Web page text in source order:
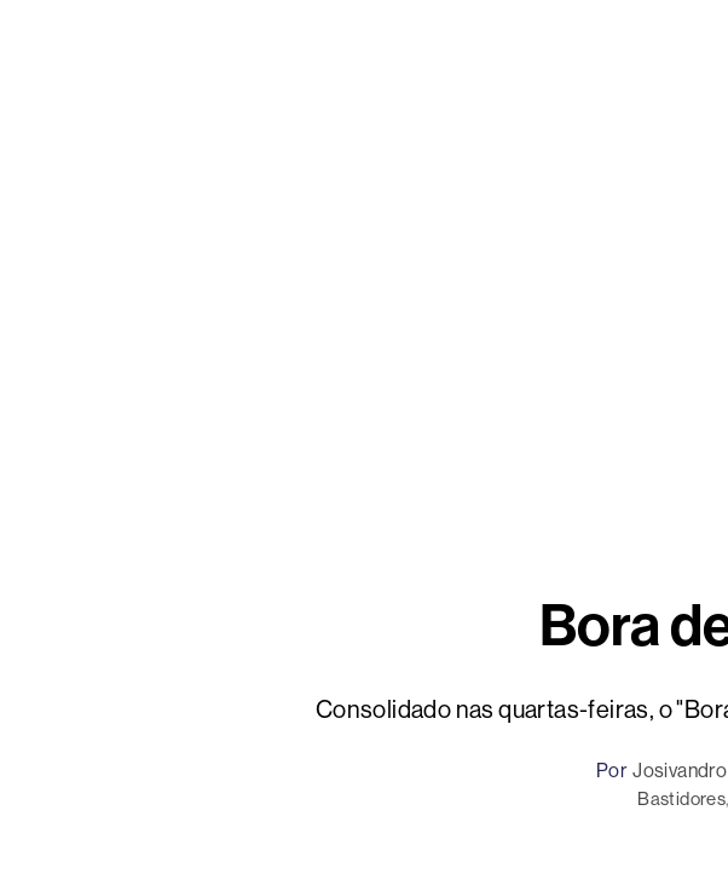
Bora
Consolidado nas quartas-feiras, o
Por
Bastidores,